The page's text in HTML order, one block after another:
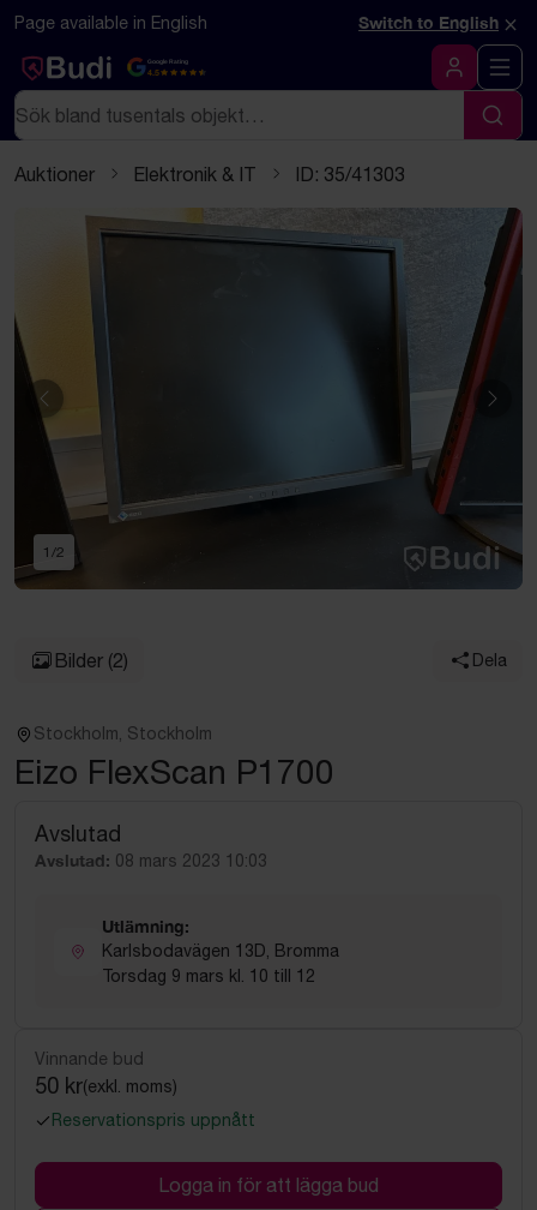
Hoppa till innehåll
Textbaserad (markdown) version av denna sida
Page available in English Switch to English ×
Google Rating
4.5
Logga in
Sök
Sök
Auktioner Elektronik & IT ID: 35/41303
Föregående
1 /2
Bilder (2) Dela
Stockholm, Stockholm
Eizo FlexScan P1700
Avslutad
Avslutad: 08 mars 2023 10:03
Utlämning:
Karlsbodavägen 13D, Bromma
Torsdag 9 mars kl. 10 till 12
Vinnande bud
50 kr(exkl. moms)
Reservationspris uppnått
Logga in för att lägga bud